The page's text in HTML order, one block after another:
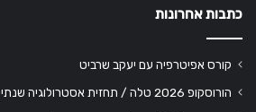
כתבות אחרונות
קורס אפיטרפיה עם יעקב שרביט
הורוסקופ 2026 טלה / תחזית אסטרולוגיה שנתית מזל טלה